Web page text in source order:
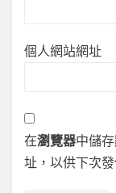
個人網站網址
在瀏覽器中儲
址，以供下次